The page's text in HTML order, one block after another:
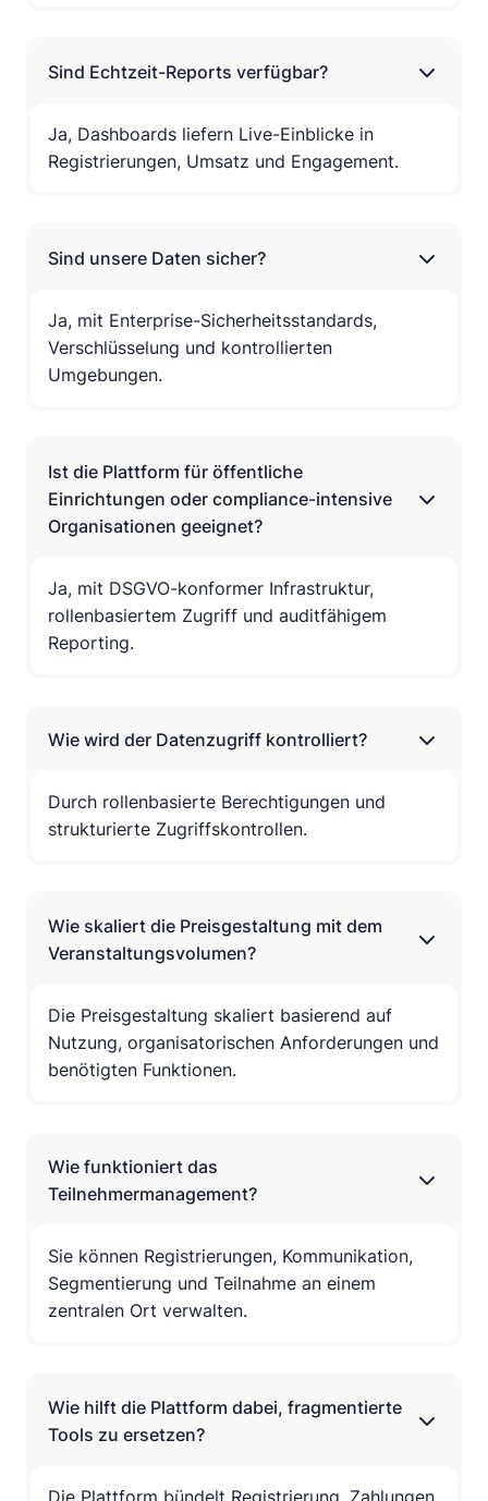
Sind Echtzeit-Reports verfügbar?
Ja, Dashboards liefern Live-Einblicke in
Registrierungen, Umsatz und Engagement.
Sind unsere Daten sicher?
Ja, mit Enterprise-Sicherheitsstandards,
Verschlüsselung und kontrollierten
Umgebungen.
Ist die Plattform für öffentliche
Einrichtungen oder compliance-intensive
Organisationen geeignet?
Ja, mit DSGVO-konformer Infrastruktur,
rollenbasiertem Zugriff und auditfähigem
Reporting.
Wie wird der Datenzugriff kontrolliert?
Durch rollenbasierte Berechtigungen und
strukturierte Zugriffskontrollen.
Wie skaliert die Preisgestaltung mit dem
Veranstaltungsvolumen?
Die Preisgestaltung skaliert basierend auf
Nutzung, organisatorischen Anforderungen und
benötigten Funktionen.
Wie funktioniert das
Teilnehmermanagement?
Sie können Registrierungen, Kommunikation,
Segmentierung und Teilnahme an einem
zentralen Ort verwalten.
Wie hilft die Plattform dabei, fragmentierte
Tools zu ersetzen?